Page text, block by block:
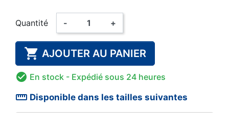
Quantité - +
 AJOUTER AU PANIER
 En stock - Expédié sous 24 heures
straighten Disponible dans les tailles suivantes